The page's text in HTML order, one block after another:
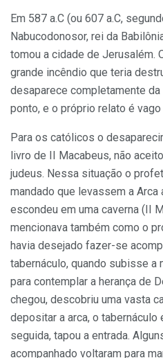
Em 587 a.C (ou 607 a.C,
Nabucodonosor, rei da
tomou a cidade de Jerusalém.
grande incêndio que teria
desaparece completamente
ponto, e o próprio relato é
Para os católicos o
livro de II Macabeus, não
judeus. Nessa situação o
mandado que levassem a
escondeu em uma caverna (II
mencionava também como o
havia desejado fazer-se
tabernáculo, quando subisse a
para contemplar a herança de
chegou, descobriu uma vasta
depositar a arca, o
seguida, tapou a entrada.
acompanhado voltaram para